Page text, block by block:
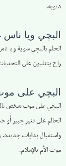
ذنوبه.
البچي ويا ناس
الحلم بالبچي سوية ويا
راح يتغلبون على
البچي على
البچي على موت شخص
الحالم على تغير چبير أو
واستقبال بدايات
موت الأم بالإسلام.